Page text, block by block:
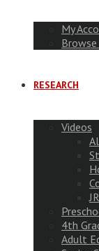
My
RESEARCH
Videos
4th
Adult